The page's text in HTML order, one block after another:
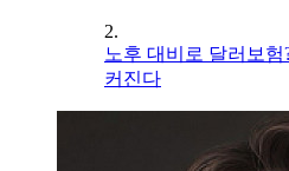
2.
노후 대비로 달러보
커진다